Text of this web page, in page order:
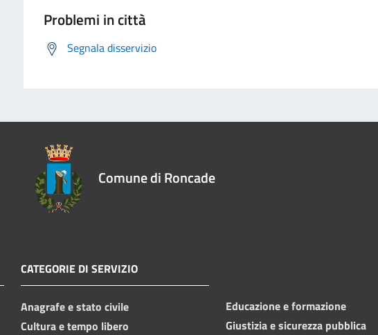
Problemi in città
Segnala disservizio
Comune di Roncade
CATEGORIE DI SERVIZIO
Anagrafe e stato civile
Cultura e tempo libero
Educazione e formazione
Giustizia e sicurezza pubblica